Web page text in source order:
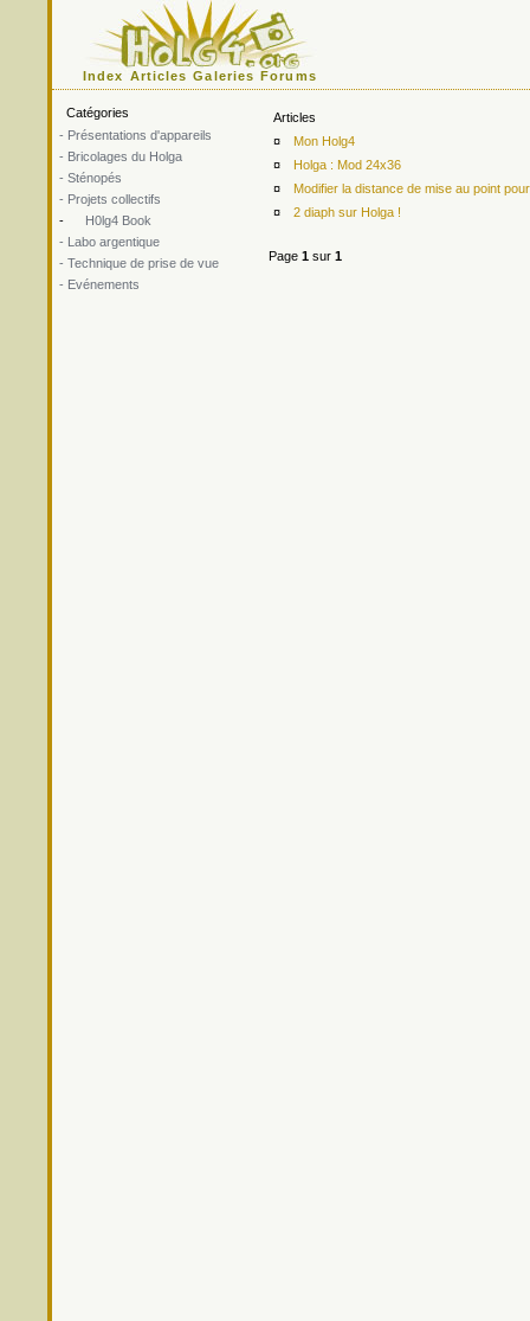
Index Articles Galeries Forums
Catégories
- Présentations d'appareils
- Bricolages du Holga
- Sténopés
- Projets collectifs
-
H0lg4 Book
- Labo argentique
- Technique de prise de vue
- Evénements
Articles
¤
Mon Holg4
¤
Holga : Mod 24x36
¤
Modifier la distance de mise au point
¤
2 diaph sur Holga !
Page 1 sur 1